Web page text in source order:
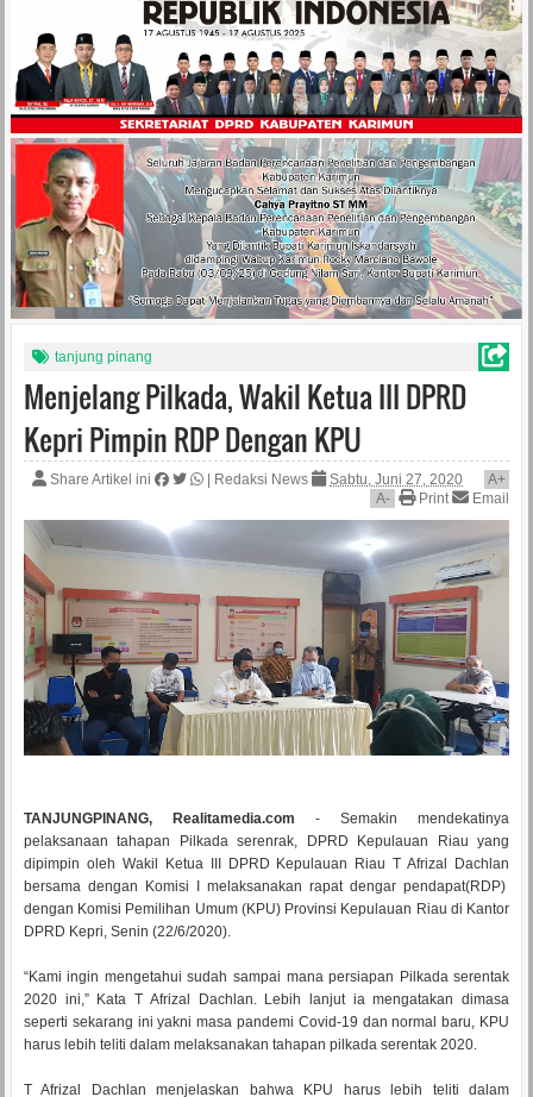
tanjung pinang
Menjelang Pilkada, Wakil Ketua III DPRD
Kepri Pimpin RDP Dengan KPU
Share Artikel ini Redaksi News Sabtu, Juni 27, 2020 A+
A- Print Email
TANJUNGPINANG, Realitamedia.com - Semakin mendekatinya
pelaksanaan tahapan Pilkada serenrak, DPRD Kepulauan Riau yang
dipimpin oleh Wakil Ketua III DPRD Kepulauan Riau T Afrizal Dachlan
bersama dengan Komisi I melaksanakan rapat dengar pendapat(RDP)
dengan Komisi Pemilihan Umum (KPU) Provinsi Kepulauan Riau di Kantor
DPRD Kepri, Senin (22/6/2020).
“Kami ingin mengetahui sudah sampai mana persiapan Pilkada serentak
2020 ini,” Kata T Afrizal Dachlan. Lebih lanjut ia mengatakan dimasa
seperti sekarang ini yakni masa pandemi Covid-19 dan normal baru, KPU
harus lebih teliti dalam melaksanakan tahapan pilkada serentak 2020.
T Afrizal Dachlan menjelaskan bahwa KPU harus lebih teliti dalam